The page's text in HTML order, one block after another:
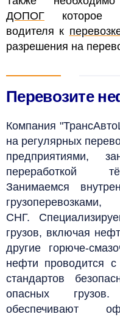
ДОПОГ которое
водителя к
разрешения на
Перевозите
Компания
на регулярных
предприятиями,
переработкой
Занимаемся
СНГ. С
грузов, включая
другие горюче-
нефти проводится
стандартов
опасных грузов.
обеспечивают